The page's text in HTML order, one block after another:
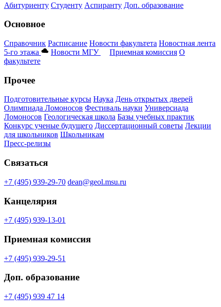
Абитуриенту Студенту Аспиранту Доп. образование
Основное
Справочник Расписание Новости факультета Новостная лента
5-го этажа
Новости МГУ Приемная комиссия О
факультете
Прочее
Подготовительные курсы Наука День открытых дверей
Олимпиада Ломоносов Фестиваль науки Универсиада
Ломоносов Геологическая школа Базы учебных практик
Конкурс ученые будущего Диссертационный советы Лекции
для школьников Школьникам
Пресс-релизы
Связаться
+7 (495) 939-29-70 dean@geol.msu.ru
Канцелярия
+7 (495) 939-13-01
Приемная комиссия
+7 (495) 939-29-51
Доп. образование
+7 (495) 939 47 14